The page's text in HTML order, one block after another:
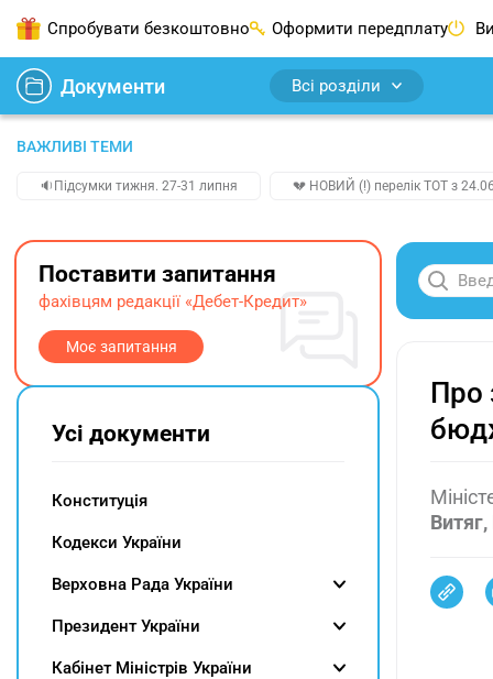
Спробувати безкоштовно Оформити передплату
Документи Всі розділи
ВАЖЛИВІ ТЕМИ
🔉Підсумки тижня. 27-31 липня 💔 НОВИЙ (!) перелік ТОТ з
Про
Поставити запитання
фахівцям редакції «Дебет-Кредит»
Моє запитання
Усі документи
Конституція
Кодекси України
Верховна Рада України
Президент України
Кабінет Міністрів України